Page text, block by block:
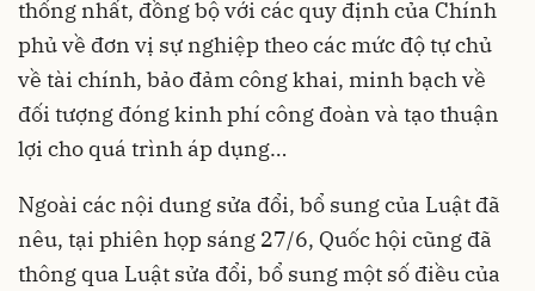
thống nhất, đồng bộ với các quy định của Chính
phủ về đơn vị sự nghiệp theo các mức độ tự chủ
về tài chính, bảo đảm công khai, minh bạch về
đối tượng đóng kinh phí công đoàn và tạo thuận
lợi cho quá trình áp dụng…
Ngoài các nội dung sửa đổi, bổ sung của Luật đã
nêu, tại phiên họp sáng 27/6, Quốc hội cũng đã
thông qua Luật sửa đổi, bổ sung một số điều của